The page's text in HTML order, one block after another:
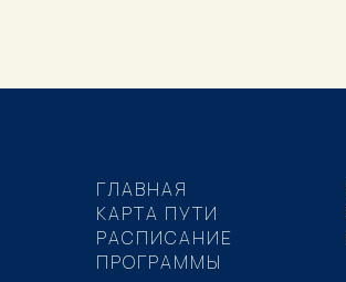
ГЛАВНАЯ
КАРТА ПУТИ
РАСПИСАНИЕ
ПРОГРАММЫ